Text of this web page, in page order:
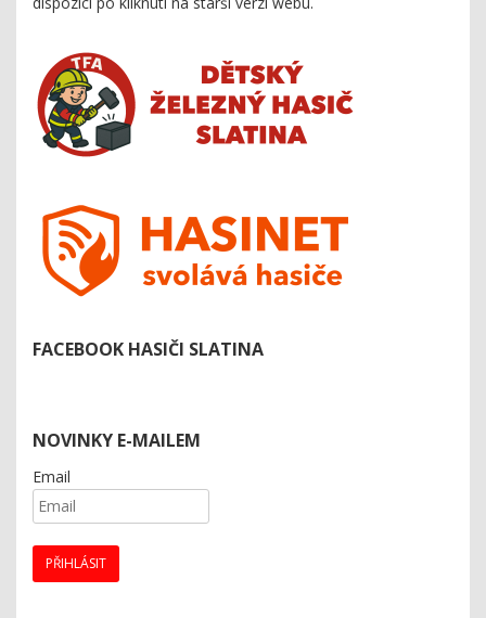
FACEBOOK HASIČI SLATINA
NOVINKY E-MAILEM
Email